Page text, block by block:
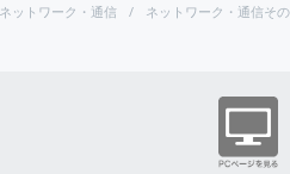
ネットワーク・通信 ネットワーク・通信そ